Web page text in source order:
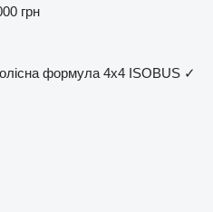
грн
формула 4x4 ISOBUS ✓